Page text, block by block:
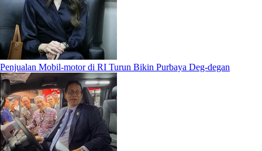
Penjualan Mobil-motor di RI Turun Bikin Purbaya Deg-degan